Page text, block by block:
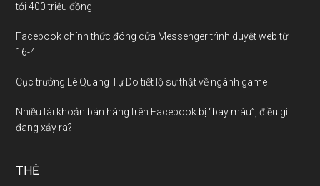
tới 400 triệu đồng
Facebook chính thức đóng cửa Messenger trình duyệt web từ
16-4
Cục trưởng Lê Quang Tự Do tiết lộ sự thật về ngành game
Nhiều tài khoản bán hàng trên Facebook bị “bay màu”, điều gì
đang xảy ra?
THẺ